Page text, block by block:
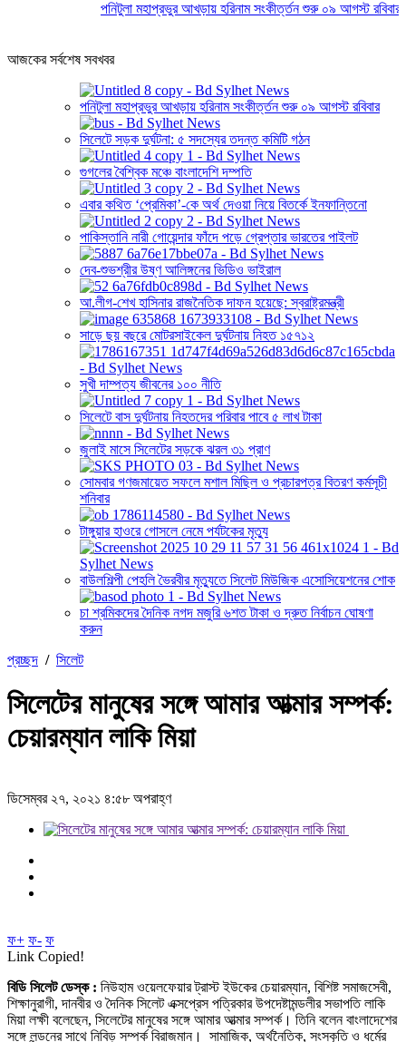
পনিটুলা মহাপ্রভুর আখড়ায় হরিনাম সংকীর্ত্তন শুরু ০৯ আগস্ট রবিবার
আজকের সর্বশেষ সবখবর
পনিটুলা মহাপ্রভুর আখড়ায় হরিনাম সংকীর্ত্তন শুরু ০৯ আগস্ট রবিবার
সিলেটে সড়ক দুর্ঘটনা: ৫ সদস্যের তদন্ত কমিটি গঠন
গুগলের বৈশ্বিক মঞ্চে বাংলাদেশি দম্পতি
এবার কথিত ‘প্রেমিকা’-কে অর্থ দেওয়া নিয়ে বিতর্কে ইনফান্তিনো
পাকিস্তানি নারী গোয়েন্দার ফাঁদে পড়ে গ্রেপ্তার ভারতের পাইলট
দেব-শুভশ্রীর উষ্ণ আলিঙ্গনের ভিডিও ভাইরাল
আ.লীগ-শেখ হাসিনার রাজনৈতিক দাফন হয়েছে: স্বরাষ্ট্রমন্ত্রী
সাড়ে ছয় বছরে মোটরসাইকেল দুর্ঘটনায় নিহত ১৫৭১২
সুখী দাম্পত্য জীবনের ১০০ নীতি
সিলেটে বাস দুর্ঘটনায় নিহতদের পরিবার পাবে ৫ লাখ টাকা
জুলাই মাসে সিলেটের সড়কে ঝরল ৩১ প্রাণ
সোমবার গণজমায়েত সফলে মশাল মিছিল ও প্রচারপত্র বিতরণ কর্মসূচী
শনিবার
টাঙ্গুয়ার হাওরে গোসলে নেমে পর্যটকের মৃত্যু
বাউলশিল্পী পেহলি ভৈরবীর মৃত্যুতে সিলেট মিউজিক এসোসিয়েশনের শোক
চা শ্রমিকদের দৈনিক নগদ মজুরি ৬শত টাকা ও দ্রুত নির্বাচন ঘোষণা
করুন
প্রচ্ছদ / সিলেট
সিলেটের মানুষের সঙ্গে আমার আত্মার সম্পর্ক:
চেয়ারম্যান লাকি মিয়া
ডিসেম্বর ২৭, ২০২১ ৪:৫৮ অপরাহ্ণ
ফ+ ফ- ফ
Link Copied!
বিডি সিলেট ডেস্ক : নিউহাম ওয়েলফেয়ার ট্রাস্ট ইউকের চেয়ারম্যান, বিশিষ্ট সমাজসেবী,
শিক্ষানুরাগী, দানবীর ও দৈনিক সিলেট এক্সপ্রেস পত্রিকার উপদেষ্টামন্ডলীর সভাপতি লাকি
মিয়া লক্ষী বলেছেন, সিলেটের মানুষের সঙ্গে আমার আত্মার সম্পর্ক। তিনি বলেন বাংলাদেশের
সঙ্গে লন্ডনের সাথে নিবিড় সম্পর্ক বিরাজমান। সামাজিক, অর্থনৈতিক, সংস্কৃতি ও ধর্মের